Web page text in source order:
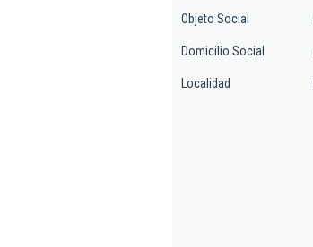
Objeto Social
Domicilio Social
Localidad